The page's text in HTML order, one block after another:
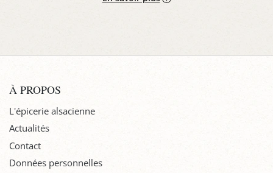
À PROPOS
L'épicerie alsacienne
Actualités
Contact
Données personnelles